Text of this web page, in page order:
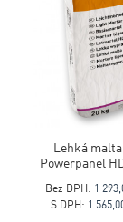
Lehká
Powerpanel
Bez DPH: 1
S DPH: 1